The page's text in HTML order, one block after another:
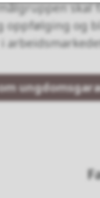
skal
oppfølging og